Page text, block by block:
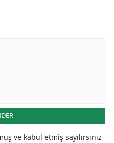
ve kabul etmiş sayılırsınız